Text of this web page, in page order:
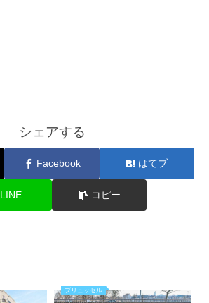
シェアする
Facebook はてブ
LINE コピー
ブリュッセル